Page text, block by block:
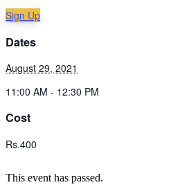
Sign Up
Dates
August 29, 2021
11:00 AM - 12:30 PM
Cost
Rs.400
This event has passed.